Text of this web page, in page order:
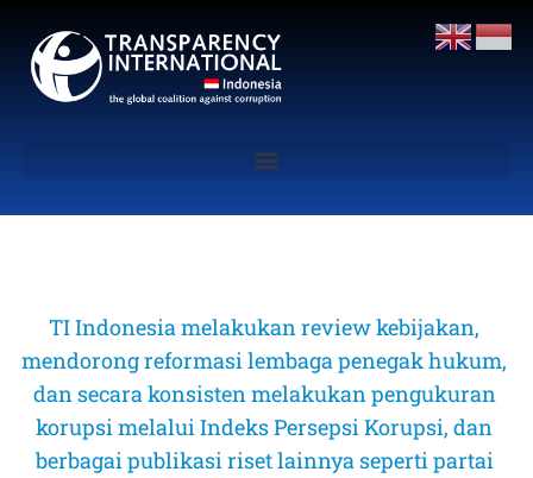
TI Indonesia melakukan review kebijakan,
mendorong reformasi lembaga penegak hukum,
dan secara konsisten melakukan pengukuran
korupsi melalui Indeks Persepsi Korupsi, dan
berbagai publikasi riset lainnya seperti partai